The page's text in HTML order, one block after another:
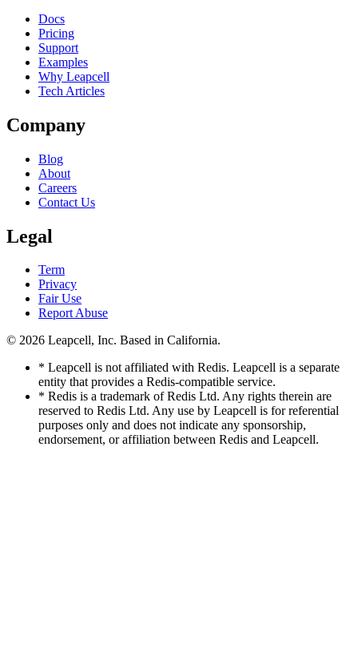
Docs
Pricing
Support
Examples
Why Leapcell
Tech Articles
Company
Blog
About
Careers
Contact Us
Legal
Term
Privacy
Fair Use
Report Abuse
© 2026 Leapcell, Inc. Based in California.
* Leapcell is not affiliated with Redis. Leapcell is a separate
entity that provides a Redis-compatible service.
* Redis is a trademark of Redis Ltd. Any rights therein are
reserved to Redis Ltd. Any use by Leapcell is for referential
purposes only and does not indicate any sponsorship,
endorsement, or affiliation between Redis and Leapcell.